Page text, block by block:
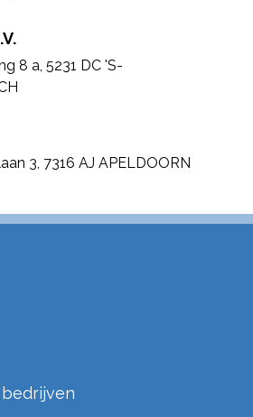
8 a, 5231 DC 'S-
3, 7316 AJ APELDOORN